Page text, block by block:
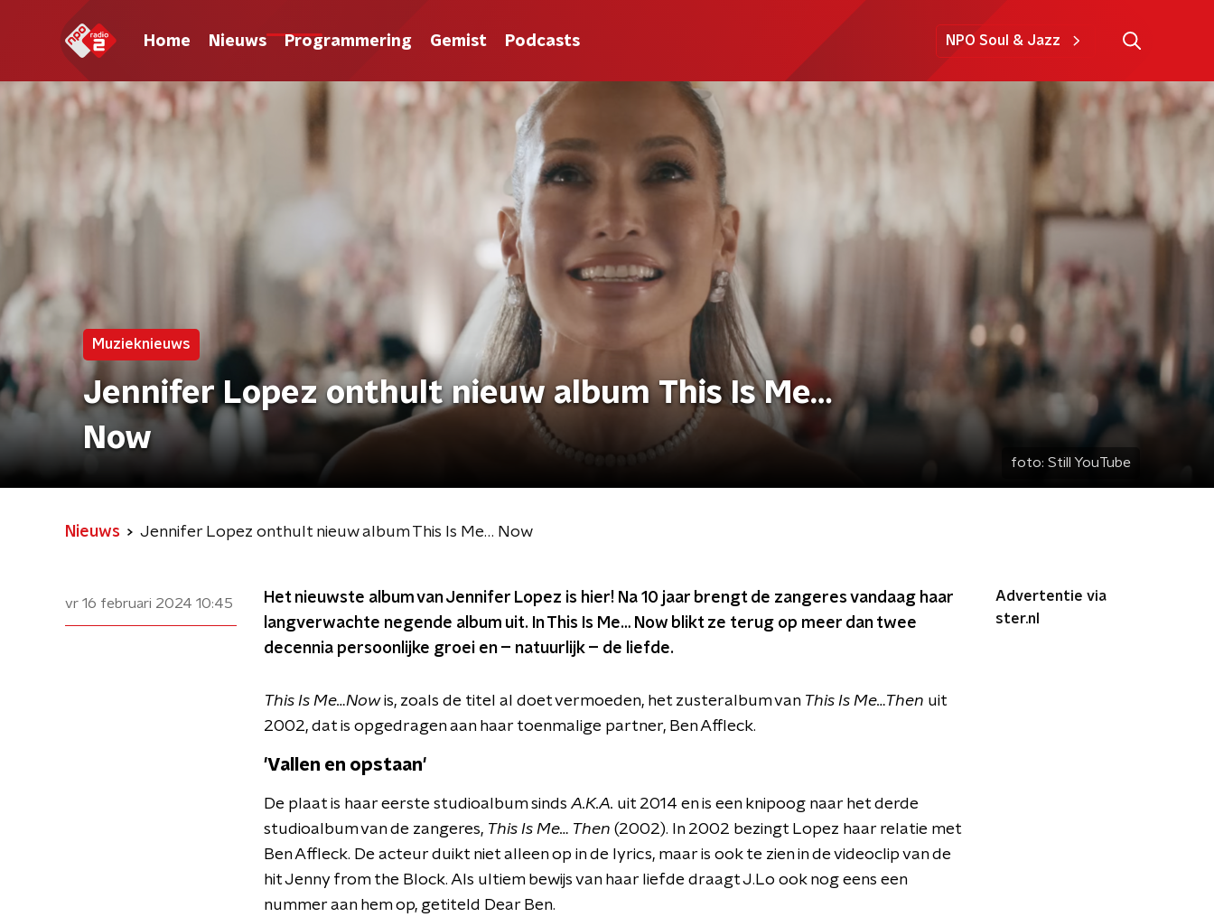
Home Nieuws Programmering Gemist Podcasts NPO Soul & Jazz
Muzieknieuws
Jennifer Lopez onthult nieuw album This Is Me…
Now
foto: Still YouTube
Nieuws Jennifer Lopez onthult nieuw album This Is Me… Now
vr 16 februari 2024 10:45
Het nieuwste album van Jennifer Lopez is hier! Na 10 jaar brengt de zangeres vandaag haar
langverwachte negende album uit. In This Is Me… Now blikt ze terug op meer dan twee
decennia persoonlijke groei en – natuurlijk – de liefde.
This Is Me…Nowis, zoals de titel al doet vermoeden, het zusteralbum van This Is Me…Then uit
2002, dat is opgedragen aan haar toenmalige partner, Ben Affleck.
'Vallen en opstaan'
De plaat is haar eerste studioalbum sinds A.K.A. uit 2014 en is een knipoog naar het derde
studioalbum van de zangeres, This Is Me… Then (2002). In 2002 bezingt Lopez haar relatie met
Ben Affleck. De acteur duikt niet alleen op in de lyrics, maar is ook te zien in de videoclip van de
hit Jenny from the Block. Als ultiem bewijs van haar liefde draagt J.Lo ook nog eens een
nummer aan hem op, getiteld Dear Ben.
Advertentie via
ster.nl